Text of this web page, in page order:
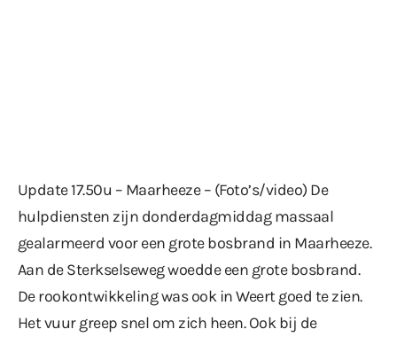
Update 17.50u – Maarheeze – (Foto’s/video) De
hulpdiensten zijn donderdagmiddag massaal
gealarmeerd voor een grote bosbrand in Maarheeze.
Aan de Sterkselseweg woedde een grote bosbrand.
De rookontwikkeling was ook in Weert goed te zien.
Het vuur greep snel om zich heen. Ook bij de